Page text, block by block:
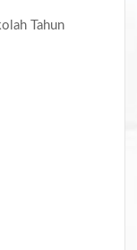
Tahun